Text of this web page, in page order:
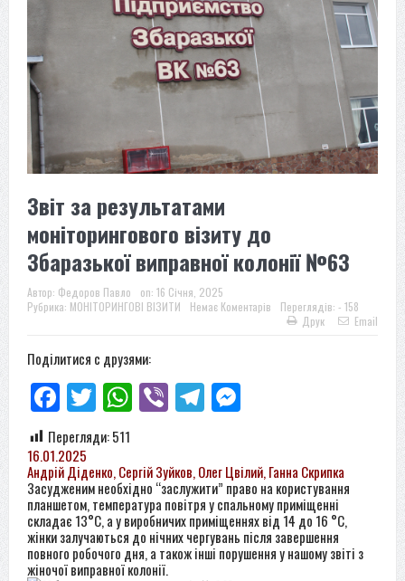
Звіт за результатами
моніторингового візиту до
Збаразької виправної колонії №63
Автор: Федоров Павло on: 16 Січня, 2025
Рубрика: МОНІТОРИНГОВІ ВІЗИТИ Немає Коментарів
Переглядів: - 158
Друк
Email
Поділитися с друзями:
Facebook
TwitterWhatsApp
ViberTelegramMessenger
Перегляди:511
16.01.2025
Андрій Діденко, Сергій Зуйков, Олег Цвілий, Ганна Скрипка
Засудженим необхідно “заслужити” право на користування
планшетом, температура повітря у спальному приміщенні
складає 13°C, а у виробничих приміщеннях від 14 до 16 °C,
жінки залучаються до нічних чергувань після завершення
повного робочого дня, а також інші порушення у нашому звіті з
жіночої виправної колонії.